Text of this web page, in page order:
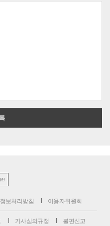
전
보처리방침 이용자위원회
기사심의규정 불편신고